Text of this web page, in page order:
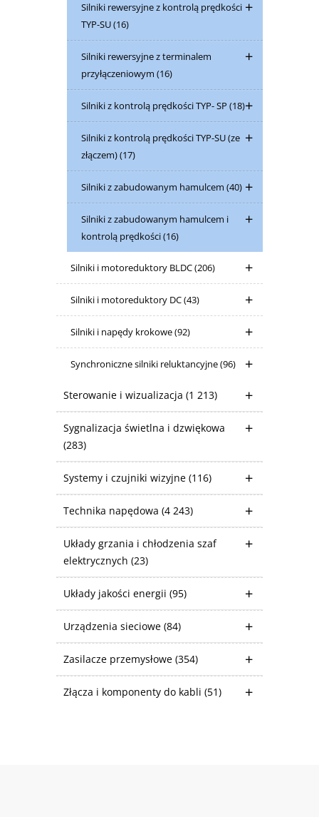
Silniki rewersyjne z kontrolą prędkości
TYP-SU(16)
Silniki rewersyjne z terminalem
przyłączeniowym (16)
Silniki z kontrolą prędkości TYP- SP (18)
Silniki z kontrolą prędkości TYP-SU (ze
złączem)(17)
Silniki z zabudowanym hamulcem (40)
Silniki z zabudowanym hamulcem i
kontrolą prędkości(16)
Silniki i motoreduktory BLDC(206)
Silniki i motoreduktory DC(43)
Silniki i napędy krokowe(92)
Synchroniczne silniki reluktancyjne(96)
Sterowanie i wizualizacja (1 213)
Sygnalizacja świetlna i dzwiękowa
(283)
Systemy i czujniki wizyjne (116)
Technika napędowa (4 243)
Układy grzania i chłodzenia szaf
elektrycznych (23)
Układy jakości energii (95)
Urządzenia sieciowe (84)
Zasilacze przemysłowe (354)
Złącza i komponenty do kabli (51)